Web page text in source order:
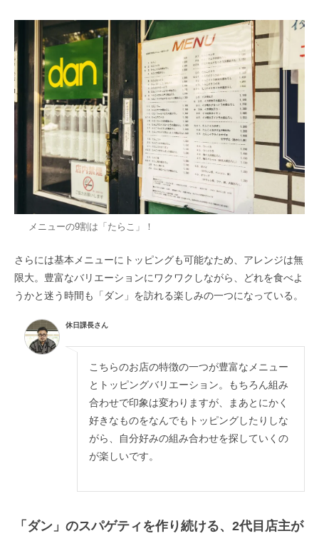
メニューの9割は「たらこ」！
さらには基本メニューにトッピングも可能なため、アレンジは無
限大。豊富なバリエーションにワクワクしながら、どれを食べよ
うかと迷う時間も「ダン」を訪れる楽しみの一つになっている。
休日課長さん
こちらのお店の特徴の一つが豊富なメニュー
とトッピングバリエーション。もちろん組み
合わせで印象は変わりますが、まあとにかく
好きなものをなんでもトッピングしたりしな
がら、自分好みの組み合わせを探していくの
が楽しいです。
「ダン」のスパゲティを作り続ける、2代目店主が